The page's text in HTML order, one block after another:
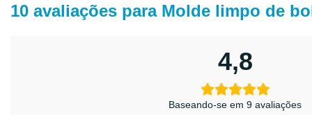
10 avaliações para Molde limpo de
4,8
Baseando-se em 9 avaliações